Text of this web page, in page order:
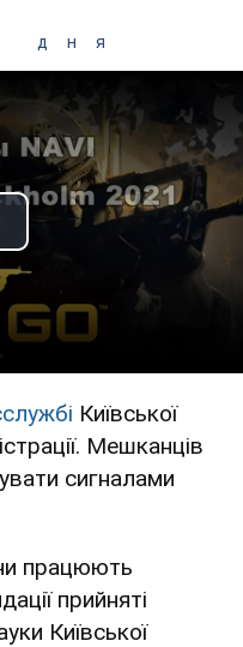
дня
Video
Київської
Мешканців
сигналами
працюють
прийняті
Київської